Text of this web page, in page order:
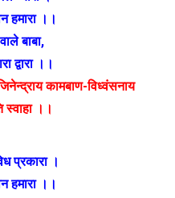
हमारा ।।
बाबा,
द्वारा ।।
कामबाण-विध्वंसनाय
स्वाहा ।।
प्रकारा ।
हमारा ।।